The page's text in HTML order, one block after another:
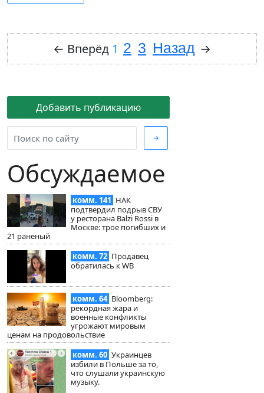
Добавить публикацию
→
Обсуждаемое
комм. 141 НАК
подтвердил подрыв СВУ
у ресторана Balzi Rossi в
Москве: трое погибших и
21 раненый
комм. 72 Продавец
обратилась к WB
комм. 64 Bloomberg:
рекордная жара и
военные конфликты
угрожают мировым
ценам на продовольствие
комм. 60 Украинцев
избили в Польше за то,
что слушали украинскую
музыку.
← Вперёд 1 2 3 Назад →